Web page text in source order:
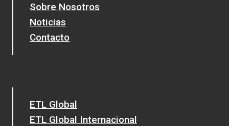
Sobre Nosotros
Noticias
Contacto
ETL Global
ETL Global Internacional